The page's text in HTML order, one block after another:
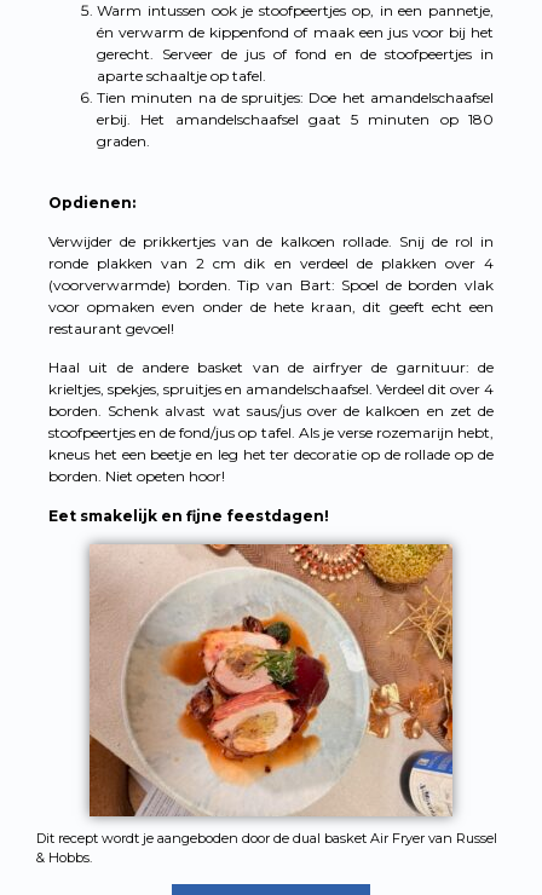
Warm intussen ook je stoofpeertjes op, in een pannetje,
én verwarm de kippenfond of maak een jus voor bij het
gerecht. Serveer de jus of fond en de stoofpeertjes in
aparte schaaltje op tafel.
Tien minuten na de spruitjes: Doe het amandelschaafsel
erbij. Het amandelschaafsel gaat 5 minuten op 180
graden.
Opdienen:
Verwijder de prikkertjes van de kalkoen rollade. Snij de rol in
ronde plakken van 2 cm dik en verdeel de plakken over 4
(voorverwarmde) borden. Tip van Bart: Spoel de borden vlak
voor opmaken even onder de hete kraan, dit geeft echt een
restaurant gevoel!
Haal uit de andere basket van de airfryer de garnituur: de
krieltjes, spekjes, spruitjes en amandelschaafsel. Verdeel dit over 4
borden. Schenk alvast wat saus/jus over de kalkoen en zet de
stoofpeertjes en de fond/jus op tafel. Als je verse rozemarijn hebt,
kneus het een beetje en leg het ter decoratie op de rollade op de
borden. Niet opeten hoor!
Eet smakelijk en fijne feestdagen!
Dit recept wordt je aangeboden door de dual basket Air Fryer van Russel
& Hobbs.